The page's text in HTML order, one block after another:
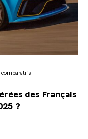
comparatifs
des Français
?